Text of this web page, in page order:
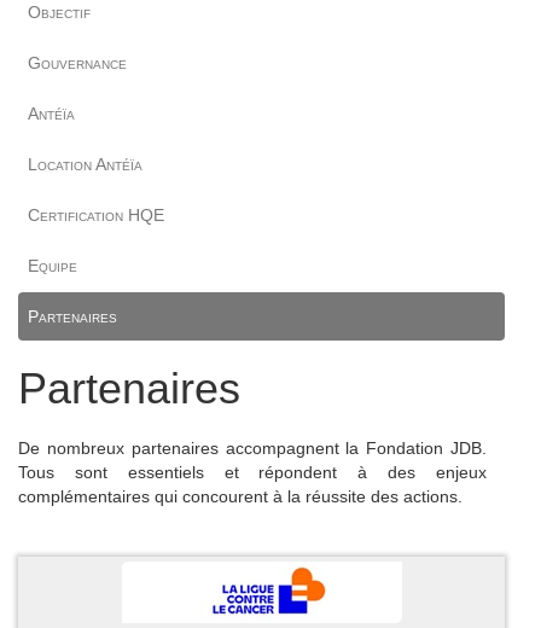
Objectif
Gouvernance
Antéïa
Location Antéïa
Certification HQE
Equipe
Partenaires
Partenaires
De nombreux partenaires accompagnent la Fondation JDB.
Tous sont essentiels et répondent à des enjeux
complémentaires qui concourent à la réussite des actions.